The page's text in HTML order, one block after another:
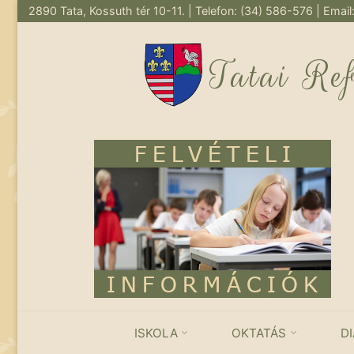
2890 Tata, Kossuth tér 10-11. | Telefon: (34) 586-576 | Email:
Tatai
ISKOLA OKTATÁS